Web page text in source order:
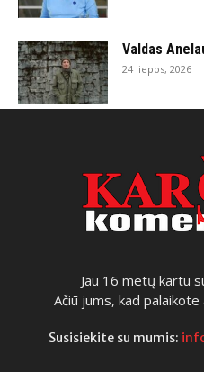
Valdas
24 liepos, 2026
Jau 16 metų kartu
Ačiū jums, kad
Susisiekite su mumis: